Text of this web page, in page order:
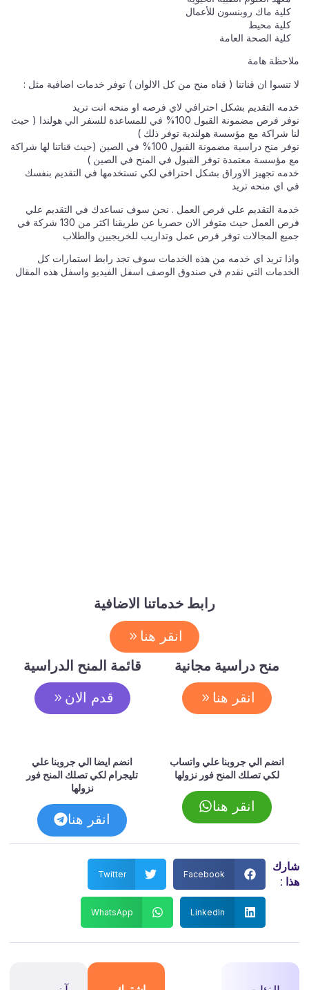
كلية ماك روبنسون للأعمال
كلية محيط
كلية الصحة العامة
ملاحظة هامة
لا تنسوا ان قناتنا ( قناه منح من كل الالوان ) توفر خدمات اضافية مثل :
خدمه التقديم بشكل احترافي لاي فرصه او منحه انت تريد
نوفر فرص مضمونة القبول 100% في للمساعدة للسفر الي هولندا ( حيث
لنا شراكة مع مؤسسة هولندية توفر ذلك )
نوفر منح دراسية مضمونة القبول 100% في الصين (حيث قناتنا لها شراكة
مع مؤسسة معتمدة توفر القبول في المنح في الصين )
خدمه تجهيز الاوراق بشكل احترافي لكي تستخدمها في التقديم بنفسك
في اي منحه تريد
خدمة التقديم علي فرص العمل . نحن سوف نساعدك في التقديم علي
فرص العمل حيث متوفر الان حصريا عن طريقنا اكثر من 130 شركة في
جميع المجالات توفر فرص عمل وتداريب للخريجيين والطلاب
واذا تريد اي خدمه من هذه الخدمات سوف تجد رابط استمارات كل
الخدمات التي نقدم في صندوق الوصف اسفل الفيديو واسفل هذه المقال
رابط خدماتنا الاضافية
انقر هنا
منح دراسية مجانية
انقر هنا
قائمة المنح الدراسية
قدم الان
انضم الي جروبنا علي واتساب
لكي تصلك المنح فور نزولها
انقر هنا
انضم ايضا الي جروبنا علي
تليجرام لكي تصلك المنح فور
نزولها
انقر هنا
شارك
هذا :
Facebook
Twitter
LinkedIn
WhatsApp